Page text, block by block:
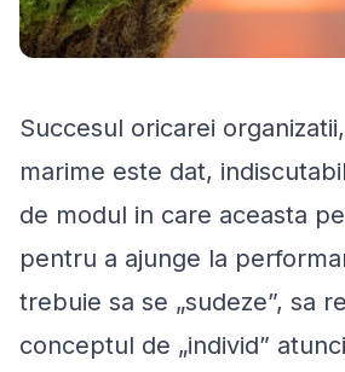
Succesul oricarei
marime este dat,
de modul in care aceasta
pentru a ajunge la
trebuie sa se „sudeze”, sa
conceptul de „individ”